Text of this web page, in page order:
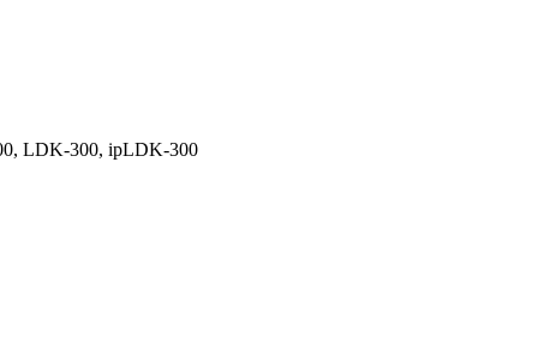
LDK-300, ipLDK-300